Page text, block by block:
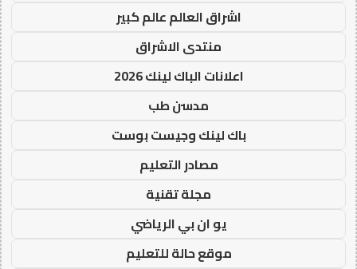
اشراق العالم عالم كبير
منتدى الاشراق
اعلانات الباك لينك 2026
مدسن طب
باك لينك وجيست بوست
مصادر التعليم
مجلة تقنية
يو ان بي الرياضي
موقع حالة للتعليم